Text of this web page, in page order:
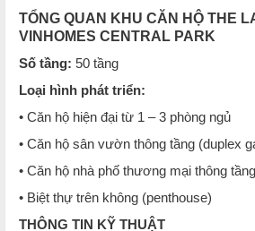
TỔNG QUAN KHU CĂN HỘ THE
VINHOMES CENTRAL PARK
Số tầng: 50 tầng
Loại hình phát triển:
• Căn hộ hiện đại từ 1 – 3 phòng ngủ
• Căn hộ sân vườn thông tầng (duplex
• Căn hộ nhà phố thương mại thông
• Biệt thự trên không (penthouse)
THÔNG TIN KỸ THUẬT